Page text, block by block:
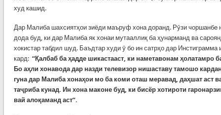
худ кашид.
Дар Малиба шахсиятҳои зиёди маъруф хона доранд. Рӯзи чоршанбе
дода буд, ки дар Малиба як хонаи мутааллиқ ба ҳунарманд ва
хокистар табдил шуд. Баъдтар худи ӯ бо ин сатрҳо дар Инстиграмма
кард: “Қалбаб ба ҳадде шикастааст, ки наметавонам ҳолатамро
Бо аҳли хонавода дар назди телевизор нишаставу тамошо
гуна дар Малиба хонаҳои мо ба коми оташ меравад, даҳшат аст
таҷриба кунад. Ин хона маконе буд, ки бисёр хотироти
вай алоқаманд аст”.